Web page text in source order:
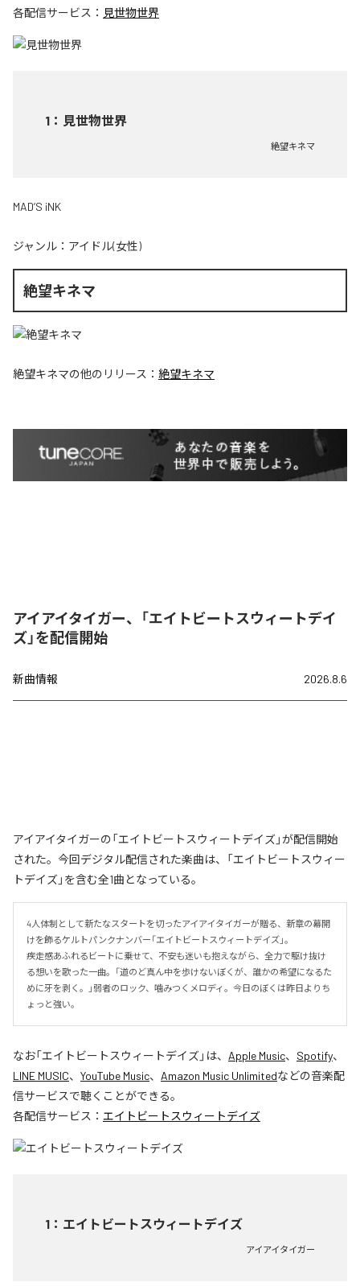
各配信サービス： 見世物世界
1 ： 見世物世界
絶望キネマ
MAD’S iNK
ジャンル： アイドル(女性)
絶望キネマ
絶望キネマの他のリリース： 絶望キネマ
アイアイタイガー、「エイトビートスウィートデイ
ズ」を配信開始
新曲情報 2026.8.6
アイアイタイガーの「エイトビートスウィートデイズ」が配信開始
された。今回デジタル配信された楽曲は、「エイトビートスウィー
トデイズ」を含む全1曲となっている。
4人体制として新たなスタートを切ったアイアイタイガーが贈る、新章の幕開
けを飾るケルトパンクナンバー「エイトビートスウィートデイズ」。
疾走感あふれるビートに乗せて、不安も迷いも抱えながら、全力で駆け抜け
る想いを歌った一曲。「道のど真ん中を歩けないぼくが、誰かの希望になるた
めに牙を剥く。」弱者のロック、噛みつくメロディ。今日のぼくは昨日よりち
ょっと強い。
なお「エイトビートスウィートデイズ」は、 Apple Music、 Spotify、
LINE MUSIC、 YouTube Music、 Amazon Music Unlimitedなどの音楽配
信サービスで聴くことができる。
各配信サービス： エイトビートスウィートデイズ
1 ： エイトビートスウィートデイズ
アイアイタイガー